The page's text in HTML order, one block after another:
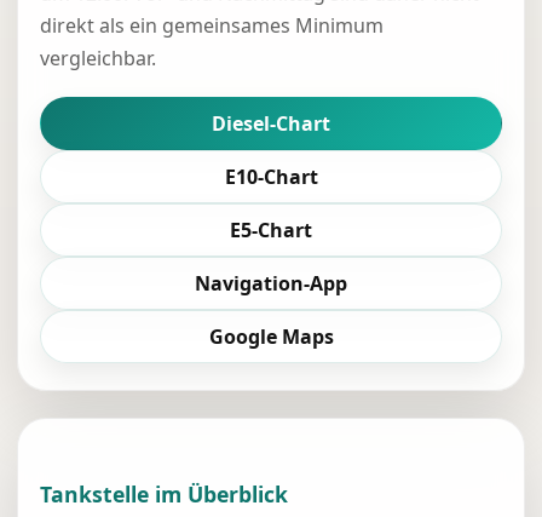
direkt als ein gemeinsames Minimum
vergleichbar.
Diesel-Chart
E10-Chart
E5-Chart
Navigation-App
Google Maps
Tankstelle im Überblick